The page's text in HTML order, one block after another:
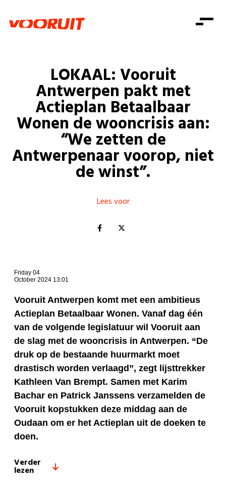
Zorg
Gelijke kansen
Welzijn
Consumentenbescherming
Pensioenen
Onze mensen
Standpunten
Vacatures
Doe mee
Doe mee
Word lid
Mis niets
Shop
Login
Login
Doe mee
LOKAAL: Vooruit
Antwerpen pakt met
Actieplan Betaalbaar
Wonen de wooncrisis aan:
“We zetten de
Antwerpenaar voorop, niet
de winst”.
Lees voor
Friday 04
October 2024 13:01
Vooruit Antwerpen komt met een ambitieus
Actieplan Betaalbaar Wonen. Vanaf dag één
van de volgende legislatuur wil Vooruit aan
de slag met de wooncrisis in Antwerpen. “De
druk op de bestaande huurmarkt moet
drastisch worden verlaagd”, zegt lijsttrekker
Kathleen Van Brempt. Samen met Karim
Bachar en Patrick Janssens verzamelden de
Vooruit kopstukken deze middag aan de
Oudaan om er het Actieplan uit de doeken te
doen.
Verder
lezen